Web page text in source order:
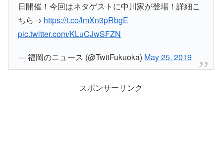
日開催！今回はネタゲストに中川家が登場！詳細こ
ちら→ https://t.co/lmXn3pRbgE
pic.twitter.com/KLuCJwSFZN
— 福岡のニュース (@TwitFukuoka) May 25, 2019
スポンサーリンク